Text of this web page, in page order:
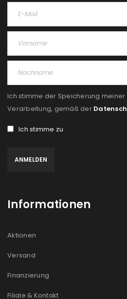
Ich stimme der Speicherung
Verarbeitung, gemäß der
Ich stimme zu
Informationen
Aktionen
Versand
Finanzierung
Filiale & Kontakt